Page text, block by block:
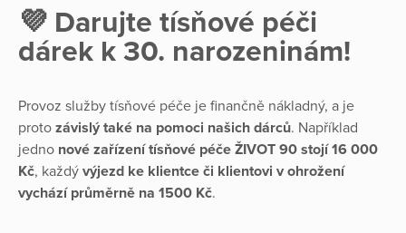
💜 Darujte tísňové péči
dárek k 30. narozeninám!
Provoz služby tísňové péče je finančně nákladný, a je
proto závislý také na pomoci našich dárců. Například
jedno nové zařízení tísňové péče ŽIVOT 90 stojí 16 000
Kč, každý výjezd ke klientce či klientovi v ohrožení
vychází průměrně na 1500 Kč.